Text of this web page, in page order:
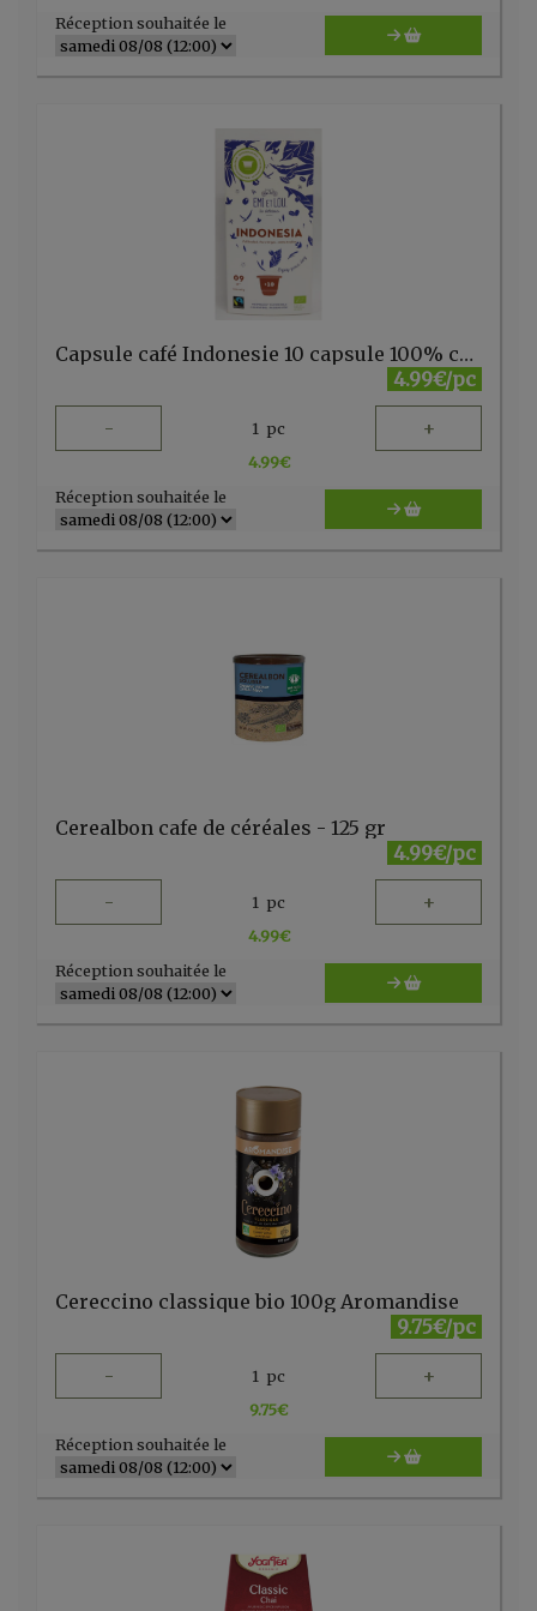
Réception souhaitée le
Capsule café Indonesie 10 capsule 100% cup+sac dégradable Emi et Lou
4.99€/pc
- 1 pc +
4.99€
Réception souhaitée le
Cerealbon cafe de céréales - 125 gr
4.99€/pc
- 1 pc +
4.99€
Réception souhaitée le
Cereccino classique bio 100g Aromandise
9.75€/pc
- 1 pc +
9.75€
Réception souhaitée le